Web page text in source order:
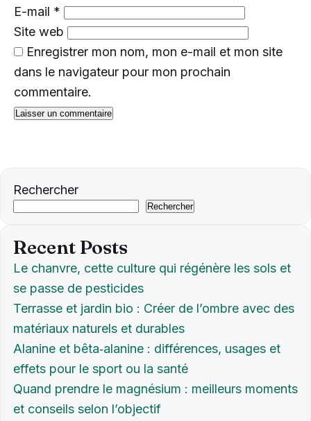
E-mail *
Site web
Enregistrer mon nom, mon e-mail et mon site
dans le navigateur pour mon prochain
commentaire.
Rechercher
Rechercher
Recent Posts
Le chanvre, cette culture qui régénère les sols et
se passe de pesticides
Terrasse et jardin bio : Créer de l’ombre avec des
matériaux naturels et durables
Alanine et bêta‑alanine : différences, usages et
effets pour le sport ou la santé
Quand prendre le magnésium : meilleurs moments
et conseils selon l’objectif